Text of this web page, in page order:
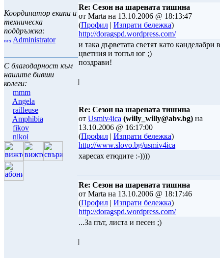
Координатор екипи и
техническа
поддръжка:
Administrator
С благодарност към
нашите бивши
колеги:
mmm
Angela
railleuse
Amphibia
fikov
nikoi
Re: Сезон на шарената тишина
от Marta на 13.10.2006 @ 18:13:47
(Профил | Изпрати бележка)
http://doragspd.wordpress.com/
и така дърветата светят като канделабри в
цветния и топъл юг ;)
поздрави!
]
Re: Сезон на шарената тишина
от Usmiv4ica (willy_willy@abv.bg) на
13.10.2006 @ 16:17:00
(Профил | Изпрати бележка)
http://www.slovo.bg/usmiv4ica
харесах етюдите :-))))
Re: Сезон на шарената тишина
от Marta на 13.10.2006 @ 18:17:46
(Профил | Изпрати бележка)
http://doragspd.wordpress.com/
...За път, листа и песен ;)
]